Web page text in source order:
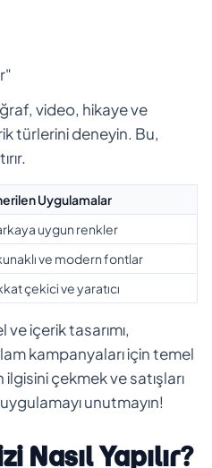
video, hikaye ve
türlerini deneyin. Bu,
Uygulamalar
uygun renkler
ve modern fontlar
çekici ve yaratıcı
içerik tasarımı,
kampanyaları için temel
ilgisini çekmek ve satışları
unutmayın!
Nasıl Yapılır?